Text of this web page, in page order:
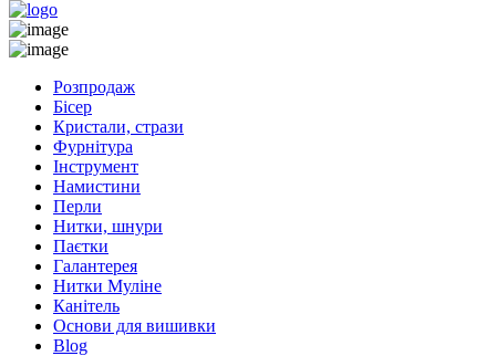
Розпродаж
Бісер
Кристали, стрази
Фурнітура
Інструмент
Намистини
Перли
Нитки, шнури
Паєтки
Галантерея
Нитки Муліне
Канітель
Основи для вишивки
Blog